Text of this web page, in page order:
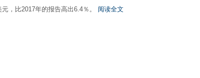
泄露的平均成本为386万美元，比2017年的报告高出6.4％。